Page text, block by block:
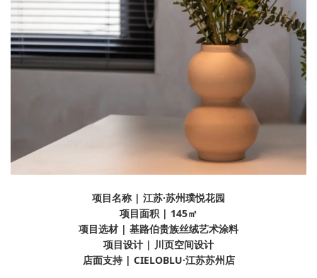
项目名称 | 江苏·苏州璞悦花园
项目面积 | 145㎡
项目选材 | 基路伯贵族丝绒艺术涂料
项目设计 | 川页空间设计
店面支持 | CIELOBLU·江苏苏州店